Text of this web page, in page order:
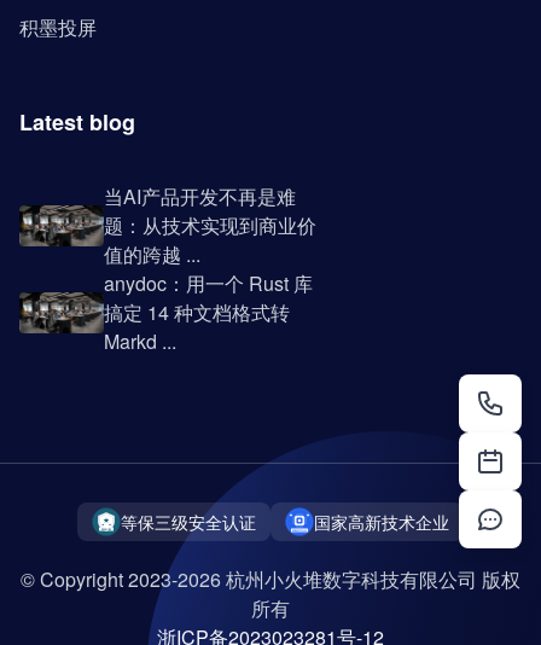
积墨投屏
Latest blog
当AI产品开发不再是难
题：从技术实现到商业价
值的跨越 ...
anydoc：用一个 Rust 库
搞定 14 种文档格式转
Markd ...
等保三级安全认证 国家高新技术企业
© Copyright 2023-2026 杭州小火堆数字科技有限公司 版权
所有
浙ICP备2023023281号-12